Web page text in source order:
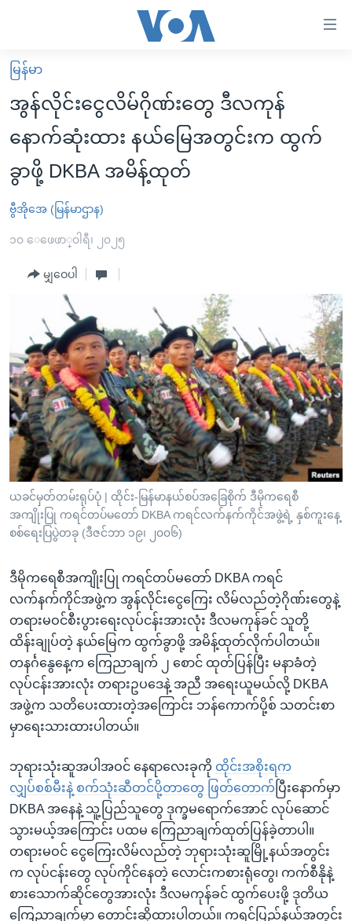
လွယ်ကူ
စေ
Link
များ
ပင်မ
အကြောင်းအရာ
ကျော်
အ
ညွန်း
စာမျက်နှာ
သို့
ကျော်
ကြည့်
ရန်
ရှာဖွေ
သို့
ကျော်
မူလစာမျက်နှာ
မြန်မာ
ကမ္ဘာ့သတင်းများ
နိုင်ငံတကာ
အစ္စရေး-ပါလက်စတိုင်း
ဗွီဒီယို
အင်္ဂလိပ်စာလေ့လာမယ်
အမေရိကန်သုံးအီဒီယံ
မကြေးမုံရဲ့ အင်္ဂလိပ်စာ
ရုပ်ရှင်ထဲက အင်္ဂလိပ်စာ
သုတပဒေသာ အင်္ဂလိပ်စာ
အပတ်စဉ်ကဏ္ဍများ
တီဗွီ
ရေဒီယိုနှင့်ရုပ်သံ အချက်အလက်များ
ရေဒီယို/တီဗွီအစီအစဉ်
Learning English
ဗွီအိုအေ လူမှုကွန်ယက်များ
ဘာသာစကားများ
မြန်မာ
အွန်လိုင်းငွေလိမ်ဂိုဏ်းတွေ ဒီလကုန်
နောက်ဆုံးထား နယ်မြေအတွင်းက ထွက်
ခွာဖို့ DKBA အမိန့်ထုတ်
ဗွီအိုအေ (မြန်မာဌာန)
၁၀ ေဖေဖာ္၀ါရီ၊ ၂၀၂၅
မျှဝေပါ
ယခင်မှတ်တမ်းရုပ်ပုံ | ထိုင်း-မြန်မာနယ်စပ်အခြေစိုက် ဒီမိုကရေစီ
အကျိုးပြု ကရင်တပ်မတော် DKBA ကရင်လက်နက်ကိုင်အဖွဲ့ရဲ့ နှစ်ကူးနေ့
စစ်ရေးပြပွဲတခု (ဒီဇင်ဘာ ၁၉၊ ၂၀၀၆)
ဒီမိုကရေစီအကျိုးပြု ကရင်တပ်မတော် DKBA ကရင်
လက်နက်ကိုင်အဖွဲ့က အွန်လိုင်းငွေကြေး လိမ်လည်တဲ့ဂိုဏ်းတွေနဲ့
တရားမဝင်စီးပွားရေးလုပ်ငန်းအားလုံး ဒီလမကုန်ခင် သူတို့
ထိန်းချုပ်တဲ့ နယ်မြေက ထွက်ခွာဖို့ အမိန့်ထုတ်လိုက်ပါတယ်။
တနင်္ဂနွေနေ့က ကြေညာချက် ၂ စောင် ထုတ်ပြန်ပြီး မနာခံတဲ့
လုပ်ငန်းအားလုံး တရားဥပဒေနဲ့ အညီ အရေးယူမယ်လို့ DKBA
အဖွဲ့က သတိပေးထားတဲ့အကြောင်း ဘန်ကောက်ပို့စ် သတင်းစာ
မှာရေးသားထားပါတယ်။
ဘုရားသုံးဆူအပါအဝင် နေရာလေးခုကို ထိုင်းအစိုးရက
လျှပ်စစ်မီးနဲ့ စက်သုံးဆီတင်ပို့တာတွေ ဖြတ်တောက် ပြီးနောက်မှာ
DKBA အနေနဲ့ သူ့ပြည်သူတွေ ဒုက္ခမရောက်အောင် လုပ်ဆောင်
သွားမယ့်အကြောင်း ပထမ ကြေညာချက်ထုတ်ပြန်ခဲ့တာပါ။
တရားမဝင် ငွေကြေးလိမ်လည်တဲ့ ဘုရားသုံးဆူမြို့နယ်အတွင်း
က လုပ်ငန်းတွေ လုပ်ကိုင်နေတဲ့ လောင်းကစားရုံတွေ၊ ကက်စီနိုနဲ့
စားသောက်ဆိုင်တွေအားလုံး ဒီလမကုန်ခင် ထွက်ပေးဖို့ ဒုတိယ
ကြေညာချက်မှာ တောင်းဆိုထားပါတယ်။ ကရင်ပြည်နယ်အတွင်း